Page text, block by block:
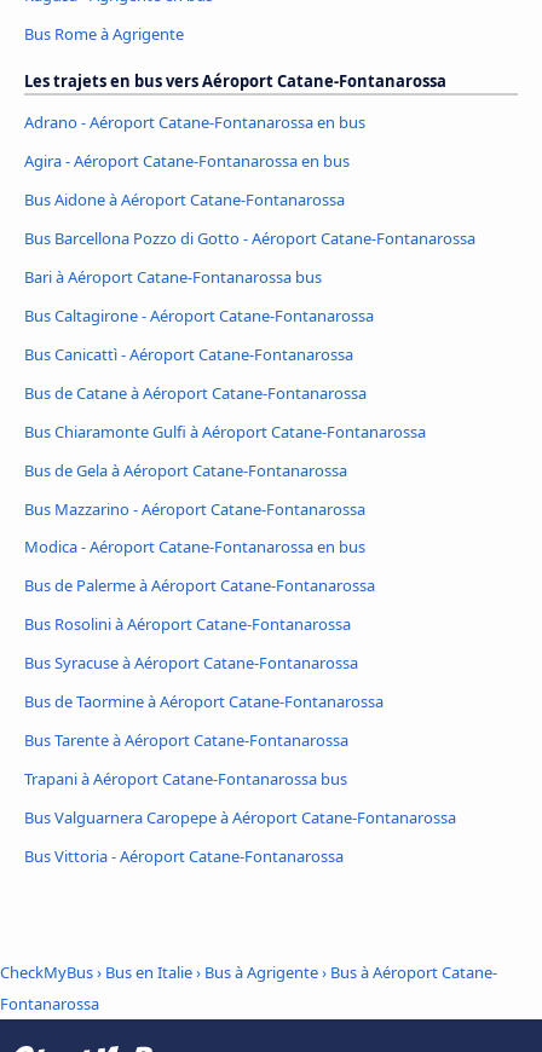
Bus Rome à Agrigente
Les trajets en bus vers Aéroport Catane-Fontanarossa
Adrano - Aéroport Catane-Fontanarossa en bus
Agira - Aéroport Catane-Fontanarossa en bus
Bus Aidone à Aéroport Catane-Fontanarossa
Bus Barcellona Pozzo di Gotto - Aéroport Catane-Fontanarossa
Bari à Aéroport Catane-Fontanarossa bus
Bus Caltagirone - Aéroport Catane-Fontanarossa
Bus Canicattì - Aéroport Catane-Fontanarossa
Bus de Catane à Aéroport Catane-Fontanarossa
Bus Chiaramonte Gulfi à Aéroport Catane-Fontanarossa
Bus de Gela à Aéroport Catane-Fontanarossa
Bus Mazzarino - Aéroport Catane-Fontanarossa
Modica - Aéroport Catane-Fontanarossa en bus
Bus de Palerme à Aéroport Catane-Fontanarossa
Bus Rosolini à Aéroport Catane-Fontanarossa
Bus Syracuse à Aéroport Catane-Fontanarossa
Bus de Taormine à Aéroport Catane-Fontanarossa
Bus Tarente à Aéroport Catane-Fontanarossa
Trapani à Aéroport Catane-Fontanarossa bus
Bus Valguarnera Caropepe à Aéroport Catane-Fontanarossa
Bus Vittoria - Aéroport Catane-Fontanarossa
CheckMyBus› Bus en Italie› Bus à Agrigente› Bus à Aéroport Catane-
Fontanarossa